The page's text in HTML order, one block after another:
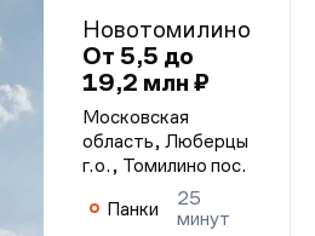
Новотомилино
От 5,5 до
19,2 млн ₽
Московская
область, Люберцы
г.о., Томилино пос.
Панки
25
минут